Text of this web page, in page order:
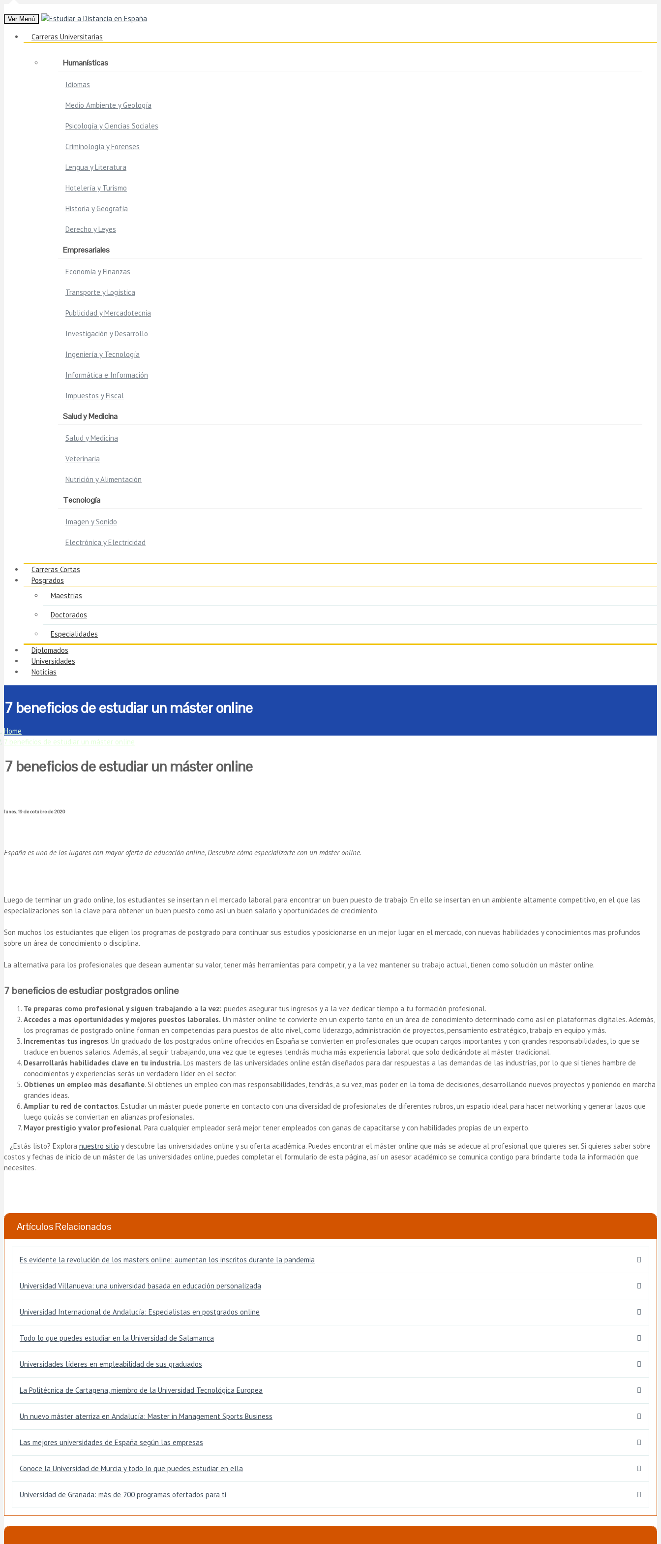
Ver Menú
Carreras Universitarias
Humanísticas
Idiomas
Medio Ambiente y Geología
Psicología y Ciencias Sociales
Criminología y Forenses
Lengua y Literatura
Hotelería y Turismo
Historia y Geografía
Derecho y Leyes
Empresariales
Economía y Finanzas
Transporte y Logística
Publicidad y Mercadotecnia
Investigación y Desarrollo
Ingeniería y Tecnología
Informática e Información
Impuestos y Fiscal
Salud y Medicina
Salud y Medicina
Veterinaria
Nutrición y Alimentación
Tecnología
Imagen y Sonido
Electrónica y Electricidad
Carreras Cortas
Posgrados
Maestrías
Doctorados
Especialidades
Diplomados
Universidades
Noticias
7 beneficios de estudiar un máster online
Home
7 beneficios de estudiar un máster online
7 beneficios de estudiar un máster online
lunes, 19 de octubre de 2020
España es uno de los lugares con mayor oferta de educación online, Descubre cómo especializarte con un máster online.
Luego de terminar un grado online, los estudiantes se insertan n el mercado laboral para encontrar un buen puesto de trabajo. En ello se insertan en un ambiente altamente competitivo, en el que las
especializaciones son la clave para obtener un buen puesto como así un buen salario y oportunidades de crecimiento.
Son muchos los estudiantes que eligen los programas de postgrado para continuar sus estudios y posicionarse en un mejor lugar en el mercado, con nuevas habilidades y conocimientos mas profundos
sobre un área de conocimiento o disciplina.
La alternativa para los profesionales que desean aumentar su valor, tener más herramientas para competir, y a la vez mantener su trabajo actual, tienen como solución un máster online.
7 beneficios de estudiar postgrados online
Te preparas como profesional y siguen trabajando a la vez: puedes asegurar tus ingresos y a la vez dedicar tiempo a tu formación profesional.
Accedes a mas oportunidades y mejores puestos laborales. Un máster online te convierte en un experto tanto en un área de conocimiento determinado como así en plataformas digitales. Además,
los programas de postgrado online forman en competencias para puestos de alto nivel, como liderazgo, administración de proyectos, pensamiento estratégico, trabajo en equipo y más.
Incrementas tus ingresos. Un graduado de los postgrados online ofrecidos en España se convierten en profesionales que ocupan cargos importantes y con grandes responsabilidades, lo que se
traduce en buenos salarios. Además, al seguir trabajando, una vez que te egreses tendrás mucha más experiencia laboral que solo dedicándote al máster tradicional.
Desarrollarás habilidades clave en tu industria. Los masters de las universidades online están diseñados para dar respuestas a las demandas de las industrias, por lo que si tienes hambre de
conocimientos y experiencias serás un verdadero líder en el sector.
Obtienes un empleo más desafiante. Si obtienes un empleo con mas responsabilidades, tendrás, a su vez, mas poder en la toma de decisiones, desarrollando nuevos proyectos y poniendo en marcha
grandes ideas.
Ampliar tu red de contactos. Estudiar un máster puede ponerte en contacto con una diversidad de profesionales de diferentes rubros, un espacio ideal para hacer networking y generar lazos que
luego quizás se conviertan en alianzas profesionales.
Mayor prestigio y valor profesional. Para cualquier empleador será mejor tener empleados con ganas de capacitarse y con habilidades propias de un experto.
¿Estás listo? Explora nuestro sitio y descubre las universidades online y su oferta académica. Puedes encontrar el máster online que más se adecue al profesional que quieres ser. Si quieres saber sobre
costos y fechas de inicio de un máster de las universidades online, puedes completar el formulario de esta página, así un asesor académico se comunica contigo para brindarte toda la información que
necesites.
Artículos Relacionados
Es evidente la revolución de los masters online: aumentan los inscritos durante la pandemia
Universidad Villanueva: una universidad basada en educación personalizada
Universidad Internacional de Andalucía: Especialistas en postgrados online
Todo lo que puedes estudiar en la Universidad de Salamanca
Universidades líderes en empleabilidad de sus graduados
La Politécnica de Cartagena, miembro de la Universidad Tecnológica Europea
Un nuevo máster aterriza en Andalucía: Master in Management Sports Business
Las mejores universidades de España según las empresas
Conoce la Universidad de Murcia y todo lo que puedes estudiar en ella
Universidad de Granada: más de 200 programas ofertados para ti